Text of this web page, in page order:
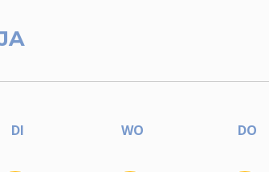
DI WO DO